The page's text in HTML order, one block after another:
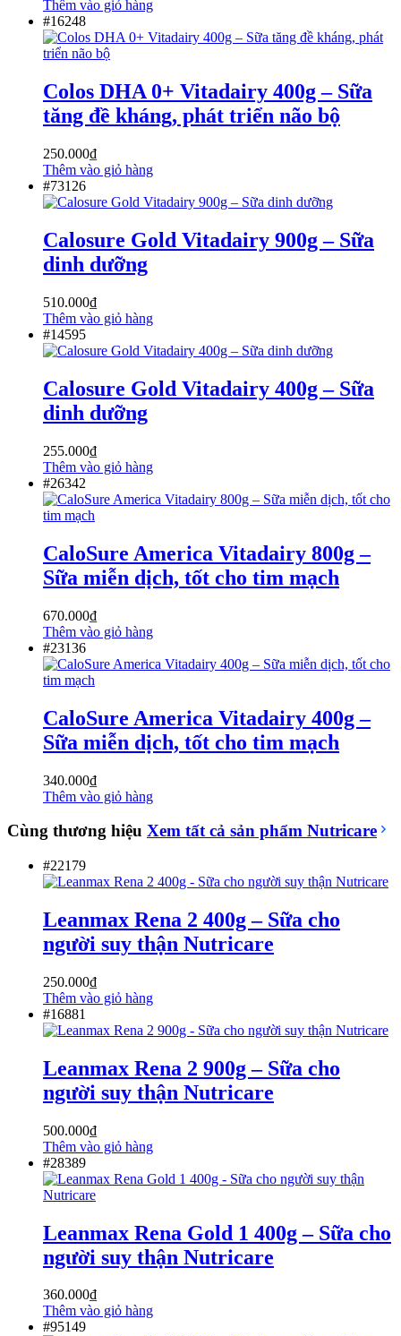
Thêm vào giỏ hàng
#16248
Colos DHA 0+ Vitadairy 400g – Sữa
tăng đề kháng, phát triển não bộ
250.000₫
Thêm vào giỏ hàng
#73126
Calosure Gold Vitadairy 900g – Sữa
dinh dưỡng
510.000₫
Thêm vào giỏ hàng
#14595
Calosure Gold Vitadairy 400g – Sữa
dinh dưỡng
255.000₫
Thêm vào giỏ hàng
#26342
CaloSure America Vitadairy 800g –
Sữa miễn dịch, tốt cho tim mạch
670.000₫
Thêm vào giỏ hàng
#23136
CaloSure America Vitadairy 400g –
Sữa miễn dịch, tốt cho tim mạch
340.000₫
Thêm vào giỏ hàng
Cùng thương hiệu Xem tất cả sản phẩm Nutricare
#22179
Leanmax Rena 2 400g – Sữa cho
người suy thận Nutricare
250.000₫
Thêm vào giỏ hàng
#16881
Leanmax Rena 2 900g – Sữa cho
người suy thận Nutricare
500.000₫
Thêm vào giỏ hàng
#28389
Leanmax Rena Gold 1 400g – Sữa cho
người suy thận Nutricare
360.000₫
Thêm vào giỏ hàng
#95149